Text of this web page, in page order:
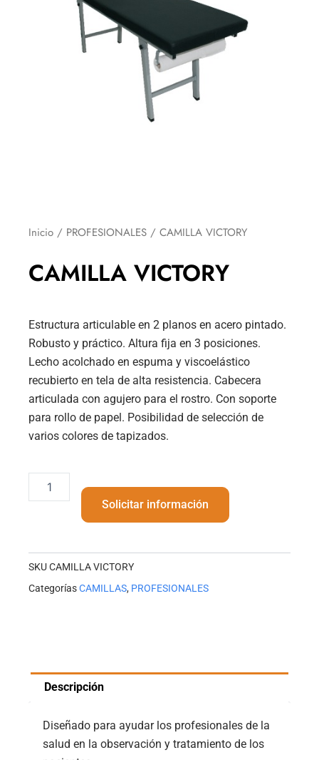
Inicio / PROFESIONALES / CAMILLA VICTORY
CAMILLA VICTORY
Estructura articulable en 2 planos en acero pintado.
Robusto y práctico. Altura fija en 3 posiciones.
Lecho acolchado en espuma y viscoelástico
recubierto en tela de alta resistencia. Cabecera
articulada con agujero para el rostro. Con soporte
para rollo de papel. Posibilidad de selección de
varios colores de tapizados.
VICTORY
Solicitar información
SKUCAMILLA VICTORY
CategoríasCAMILLAS, PROFESIONALES
Descripción
Diseñado para ayudar los profesionales de la
salud en la observación y tratamiento de los